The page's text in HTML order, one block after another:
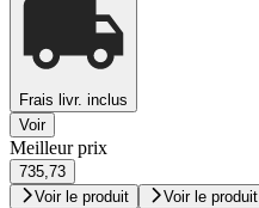
Frais livr. inclus
Voir
Meilleur prix
735,73
Voir le produit
Voir le produit